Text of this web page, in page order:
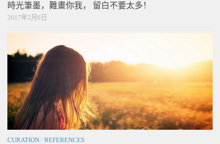
時光筆墨，難畫你我， 留白不要太多！
2017年2月6日
CURATION / REFERENCES